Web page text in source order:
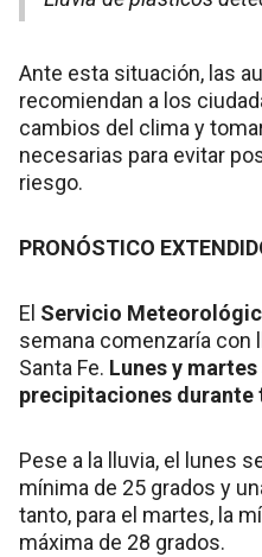
Ante esta situación, las
recomiendan a los
cambios del clima y
necesarias para evitar
riesgo.
PRONÓSTICO
El Servicio
semana comenzaría con
Santa Fe. Lunes y martes
precipitaciones durante
Pese a la lluvia, el lunes
mínima de 25 grados y
tanto, para el martes, la
máxima de 28 grados.